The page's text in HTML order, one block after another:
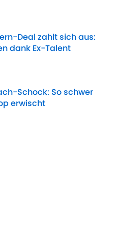
Date
Deal zahlt sich aus:
dank Ex-Talent
Schock: So schwer
erwischt